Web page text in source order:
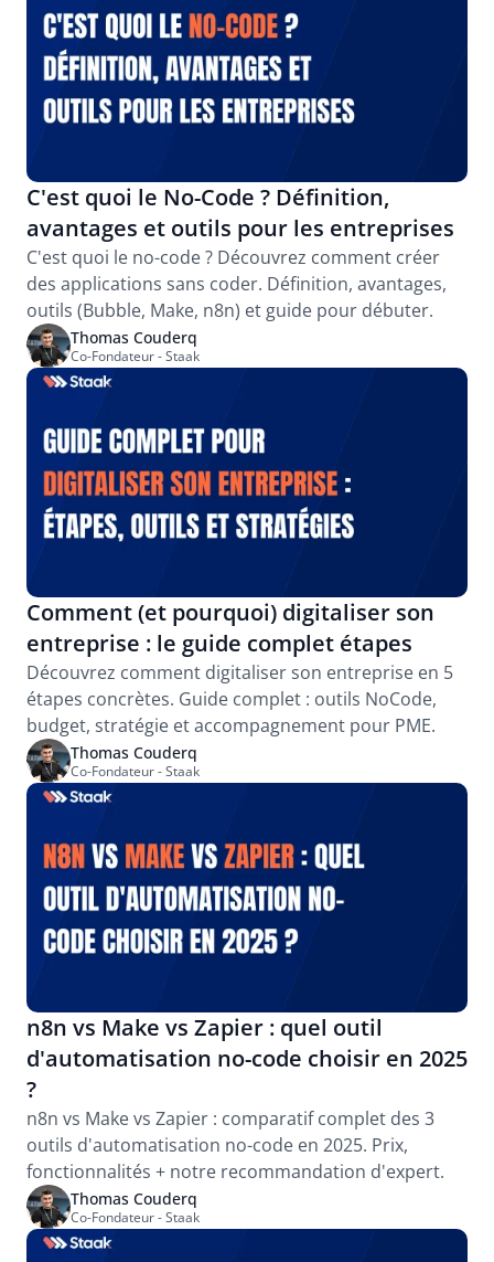
C'est quoi le No-Code ? Définition,
avantages et outils pour les entreprises
C'est quoi le no-code ? Découvrez comment créer
des applications sans coder. Définition, avantages,
outils (Bubble, Make, n8n) et guide pour débuter.
Thomas Couderq
Co-Fondateur - Staak
Comment (et pourquoi) digitaliser son
entreprise : le guide complet étapes
Découvrez comment digitaliser son entreprise en 5
étapes concrètes. Guide complet : outils NoCode,
budget, stratégie et accompagnement pour PME.
Thomas Couderq
Co-Fondateur - Staak
n8n vs Make vs Zapier : quel outil
d'automatisation no-code choisir en 2025
?
n8n vs Make vs Zapier : comparatif complet des 3
outils d'automatisation no-code en 2025. Prix,
fonctionnalités + notre recommandation d'expert.
Thomas Couderq
Co-Fondateur - Staak